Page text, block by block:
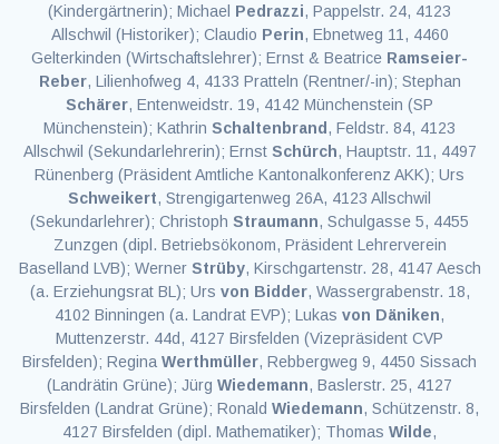
(Kindergärtnerin); Michael Pedrazzi, Pappelstr. 24, 4123
Allschwil (Historiker); Claudio Perin, Ebnetweg 11, 4460
Gelterkinden (Wirtschaftslehrer); Ernst & Beatrice Ramseier-
Reber, Lilienhofweg 4, 4133 Pratteln (Rentner/-in); Stephan
Schärer, Entenweidstr. 19, 4142 Münchenstein (SP
Münchenstein); Kathrin Schaltenbrand , Feldstr. 84, 4123
Allschwil (Sekundarlehrerin); Ernst Schürch, Hauptstr. 11, 4497
Rünenberg (Präsident Amtliche Kantonalkonferenz AKK); Urs
Schweikert, Strengigartenweg 26A, 4123 Allschwil
(Sekundarlehrer); Christoph Straumann, Schulgasse 5, 4455
Zunzgen (dipl. Betriebsökonom, Präsident Lehrerverein
Baselland LVB); Werner Strüby, Kirschgartenstr. 28, 4147 Aesch
(a. Erziehungsrat BL); Urs von Bidder, Wassergrabenstr. 18,
4102 Binningen (a. Landrat EVP); Lukas von Däniken,
Muttenzerstr. 44d, 4127 Birsfelden (Vizepräsident CVP
Birsfelden); Regina Werthmüller, Rebbergweg 9, 4450 Sissach
(Landrätin Grüne); Jürg Wiedemann, Baslerstr. 25, 4127
Birsfelden (Landrat Grüne); Ronald Wiedemann, Schützenstr. 8,
4127 Birsfelden (dipl. Mathematiker); Thomas Wilde,